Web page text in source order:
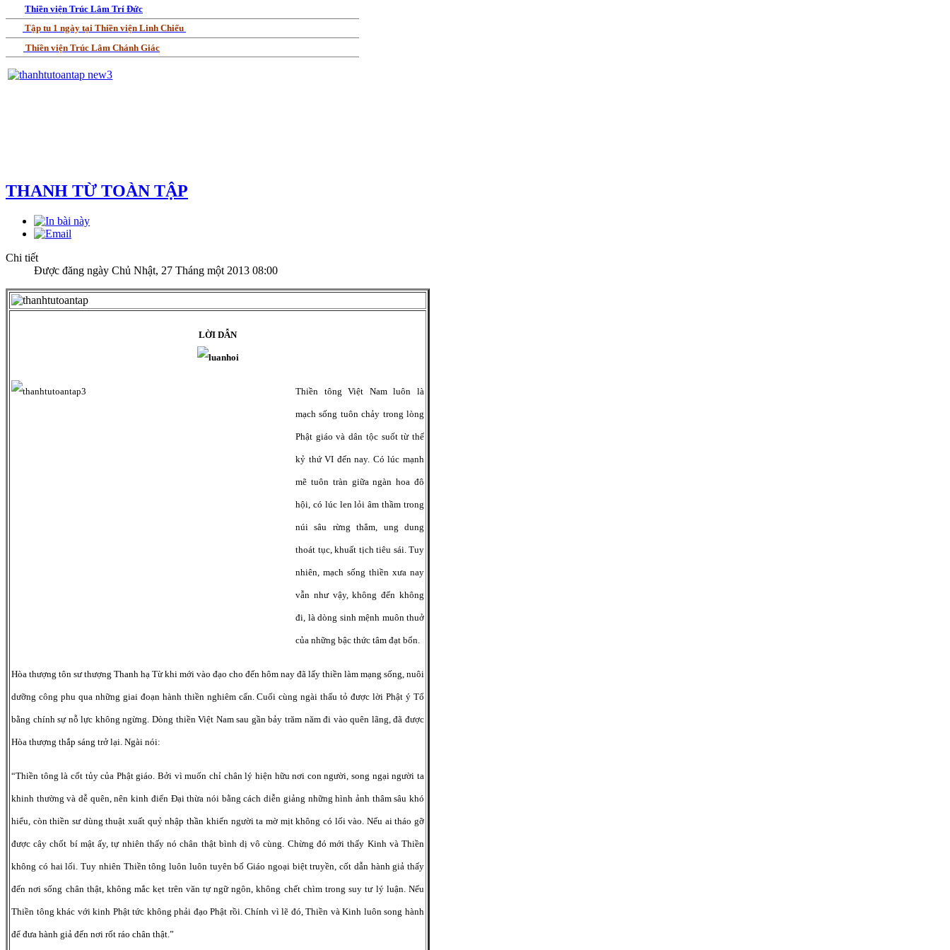
Thiền viện Trúc Lâm Trí Đức
Tập tu 1 ngày tại Thiền viện Linh Chiếu
Thiền viện Trúc Lâm Chánh Giác
THANH TỪ TOÀN TẬP
Chi tiết
Được đăng ngày Chủ Nhật, 27 Tháng một 2013 08:00
LỜI DẪN
Thiền tông Việt Nam luôn là
mạch sống tuôn chảy trong lòng
Phật giáo và dân tộc suốt từ thế
kỷ thứ VI đến nay. Có lúc mạnh
mẽ tuôn tràn giữa ngàn hoa đô
hội, có lúc len lỏi âm thầm trong
núi sâu rừng thẳm, ung dung
thoát tục, khuất tịch tiêu sái. Tuy
nhiên, mạch sống thiền xưa nay
vẫn như vậy, không đến không
đi, là dòng sinh mệnh muôn thuở
của những bậc thức tâm đạt bổn.
Hòa thượng tôn sư thượng Thanh hạ Từ khi mới vào đạo cho đến hôm nay đã lấy thiền làm mạng sống, nuôi
dưỡng công phu qua những giai đoạn hành thiền nghiêm cẩn. Cuối cùng ngài thấu tỏ được lời Phật ý Tổ
bằng chính sự nỗ lực không ngừng. Dòng thiền Việt Nam sau gần bảy trăm năm đi vào quên lãng, đã được
Hòa thượng thắp sáng trở lại. Ngài nói:
“Thiền tông là cốt tủy của Phật giáo. Bởi vì muốn chỉ chân lý hiện hữu nơi con người, song ngại người ta
khinh thường và dễ quên, nên kinh điển Đại thừa nói bằng cách diễn giảng những hình ảnh thâm sâu khó
hiểu, còn thiền sư dùng thuật xuất quỷ nhập thần khiến người ta mờ mịt không có lối vào. Nếu ai tháo gỡ
được cây chốt bí mật ấy, tự nhiên thấy nó chân thật bình dị vô cùng. Chừng đó mới thấy Kinh và Thiền
không có hai lối. Tuy nhiên Thiền tông luôn luôn tuyên bố Giáo ngoại biệt truyền, cốt dẫn hành giả thấy
đến nơi sống chân thật, không mắc kẹt trên văn tự ngữ ngôn, không chết chìm trong suy tư lý luận. Nếu
Thiền tông khác với kinh Phật tức không phải đạo Phật rồi. Chính vì lẽ đó, Thiền và Kinh luôn song hành
để đưa hành giả đến nơi rốt ráo chân thật.”